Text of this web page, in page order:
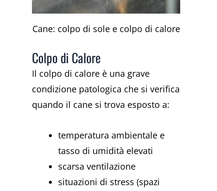
Cane: colpo di sole e colpo di calore
Colpo di Calore
Il colpo di calore è una grave
condizione patologica che si verifica
quando il cane si trova esposto a:
temperatura ambientale e
tasso di umidità elevati
scarsa ventilazione
situazioni di stress (spazi